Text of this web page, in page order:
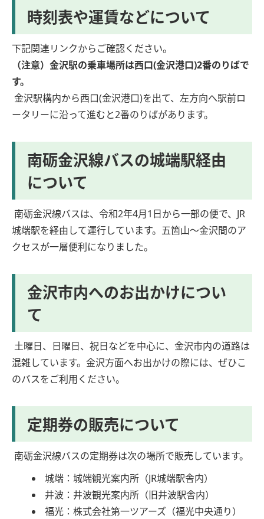
時刻表や運賃などについて
下記関連リンクからご確認ください。
（注意）金沢駅の乗車場所は西口(金沢港口)2番のりばで
す。
金沢駅構内から西口(金沢港口)を出て、左方向へ駅前ロ
ータリーに沿って進むと2番のりばがあります。
南砺金沢線バスの城端駅経由
について
南砺金沢線バスは、令和2年4月1日から一部の便で、JR
城端駅を経由して運行しています。五箇山～金沢間のア
クセスが一層便利になりました。
金沢市内へのお出かけについ
て
土曜日、日曜日、祝日などを中心に、金沢市内の道路は
混雑しています。金沢方面へお出かけの際には、ぜひこ
のバスをご利用ください。
定期券の販売について
南砺金沢線バスの定期券は次の場所で販売しています。
城端：城端観光案内所（JR城端駅舎内）
井波：井波観光案内所（旧井波駅舎内）
福光：株式会社第一ツアーズ（福光中央通り）